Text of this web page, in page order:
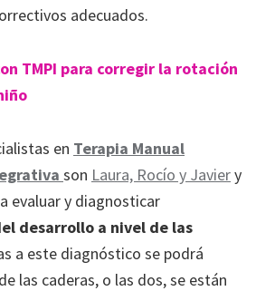
adecuados.
TMPI para corregir la rotación
en Terapia Manual
son Laura, Rocío y Javiery
evaluar y diagnosticar
desarrollo a nivel de las
a este diagnóstico se podrá
las caderas, o las dos, se están